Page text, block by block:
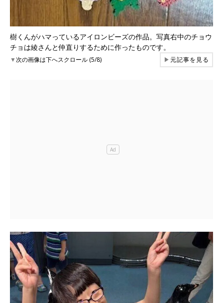
樹くんがハマっているアイロンビーズの作品。写真右中のチョウ
チョは綾さんと仲直りするために作ったものです。
▼次の画像は下へスクロール (5/8) ▶元記事を見る